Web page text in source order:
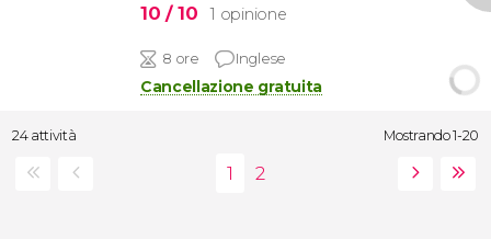
10 / 10 1 opinione
8 ore Inglese
Cancellazione gratuita
24 attività Mostrando 1-20